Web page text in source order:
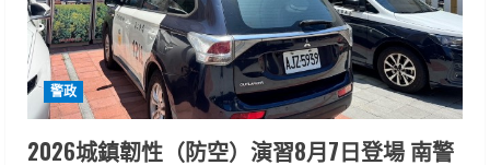
a
d
i
警政
2026城鎮韌性（防空）演習8月7日登場 南警